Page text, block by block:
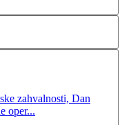
zahvalnosti, Dan
oper...